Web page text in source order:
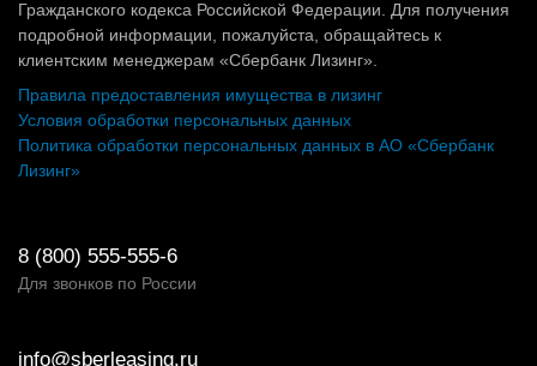
Гражданского кодекса Российской Федерации. Для получения
подробной информации, пожалуйста, обращайтесь к
клиентским менеджерам «Сбербанк Лизинг».
Правила предоставления имущества в лизинг
Условия обработки персональных данных
Политика обработки персональных данных в АО «Сбербанк
Лизинг»
8 (800) 555-555-6
Для звонков по России
info@sberleasing.ru